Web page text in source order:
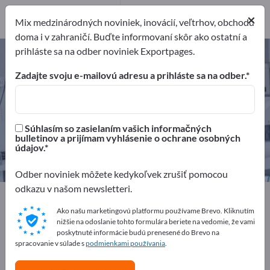
Jednorazové oblečenie – nájdite
výrobcov a dodávateľov
Distribútorov
Distribútorov
1
Exportpages Textil Oblečenie
Jednorazové oblečenie
Inzerujte zadarmo na Exportpages!
Potreby – Ponuky – Použité tovary – Obchodné
×
Mix medzinárodných noviniek, inovácií, veľtrhov, obchodu
doma i v zahraničí. Buďte informovaní skôr ako ostatní a
prihláste sa na odber noviniek Exportpages.
Zadajte svoju e-mailovú adresu a prihláste sa na odber.
Súhlasím so zasielaním vašich informačných
bulletinov a prijímam vyhlásenie o ochrane osobných
údajov.
Odber noviniek môžete kedykoľvek zrušiť pomocou
odkazu v našom newsletteri.
Ako našu marketingovú platformu používame Brevo. Kliknutím
nižšie na odoslanie tohto formulára beriete na vedomie, že vami
poskytnuté informácie budú prenesené do Brevo na
spracovanie v súlade spodmienkami používania.